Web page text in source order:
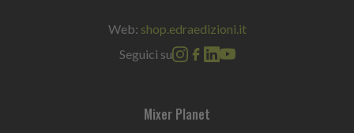
Web: shop.edraedizioni.it
Seguici su
Mixer Planet